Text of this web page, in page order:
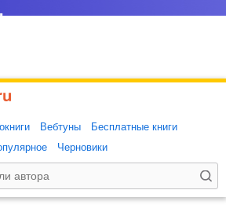
Вебтуны
Бесплатные книги
Черновики